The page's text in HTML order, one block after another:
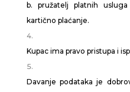
b. pružatelj platnih
kartično plaćanje.
Kupac ima pravo pristupa i
Davanje podataka je